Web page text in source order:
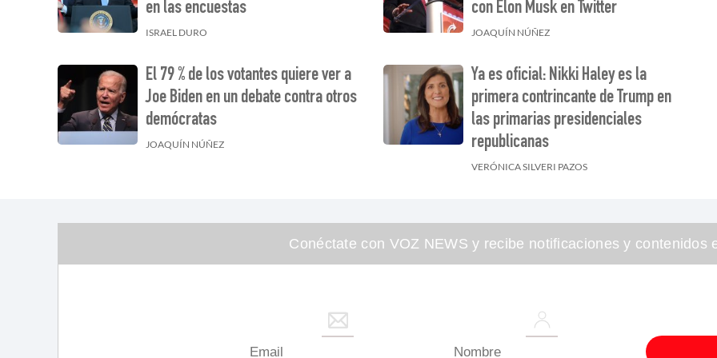
en las encuestas
ISRAEL DURO
con Elon Musk en Twitter
JOAQUÍN NÚÑEZ
El 79 % de los votantes quiere ver a
Joe Biden en un debate contra otros
demócratas
JOAQUÍN NÚÑEZ
Ya es oficial: Nikki Haley es la
primera contrincante de Trump en
las primarias presidenciales
republicanas
VERÓNICA SILVERI PAZOS
Conéctate con VOZ NEWS y recibe notificaciones y contenidos